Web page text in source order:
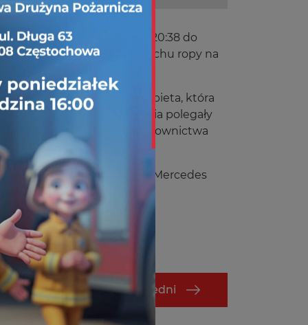
trzech zdarzeń: o godzinie 20:38 do
do wyczuwalnego zapachu ropy na
w bloku przy ulicy Bienia.
godzinie 21:51 – starsza kobieta, która
drzwi. Nasze działania polegały
którą przejął
Zespół Ratownictwa
359[S]01 GBARt 2,5/16 Mercedes
.
Poprzedni